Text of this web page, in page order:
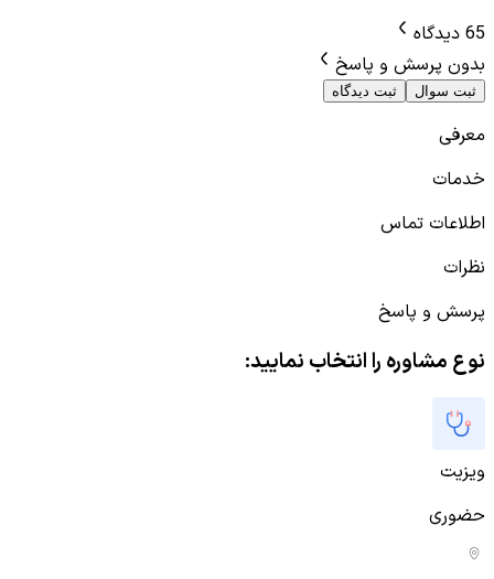
65 دیدگاه
بدون پرسش و پاسخ
ثبت سوال ثبت دیدگاه
معرفی
خدمات
اطلاعات تماس
نظرات
پرسش و پاسخ
نوع مشاوره را انتخاب نمایید:
ویزیت
حضوری